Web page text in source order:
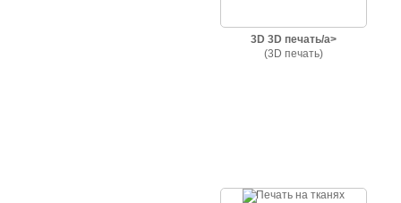
3D 3D печать/a>
(3D печать)